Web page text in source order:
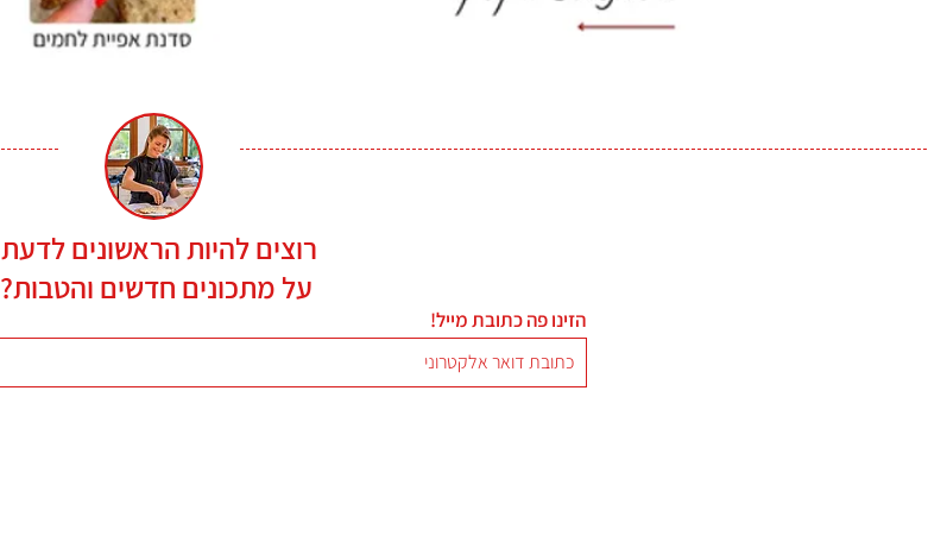
רוצים להיות הראשונים לדעת
על מתכונים חדשים והטבות?
הזינו פה כתובת מייל!